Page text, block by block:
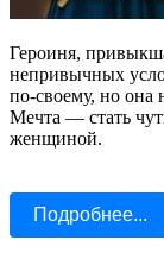
Героиня,
непривычных
по‑своему, но она
Мечта — стать
женщиной.
Подробнее...